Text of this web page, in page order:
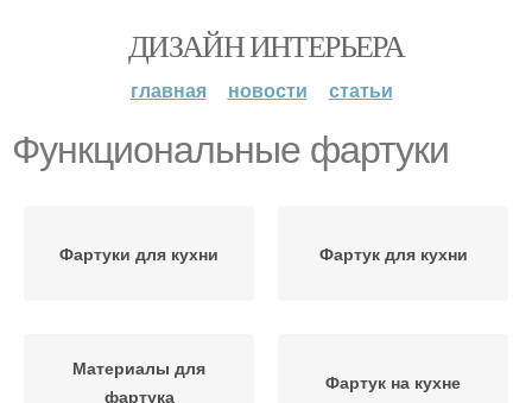
ДИЗАЙН ИНТЕРЬЕРА
главная новости статьи
Функциональные фартуки
Фартуки для кухни Фартук для кухни
Материалы для
фартука
Фартук на кухне